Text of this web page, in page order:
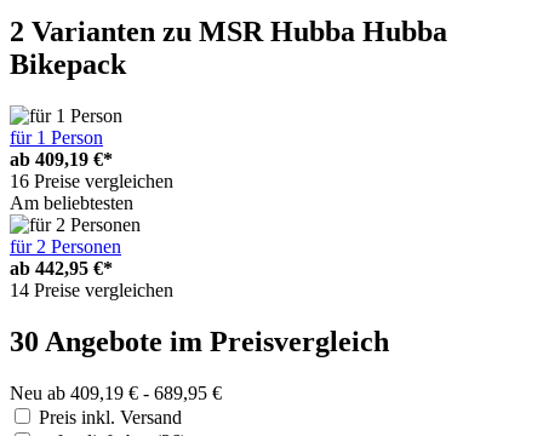
2 Varianten zu MSR Hubba Hubba
Bikepack
für 1 Person
ab 409,19 €*
16 Preise vergleichen
Am beliebtesten
für 2 Personen
ab 442,95 €*
14 Preise vergleichen
30 Angebote im Preisvergleich
Neu ab 409,19 € - 689,95 €
Preis inkl. Versand